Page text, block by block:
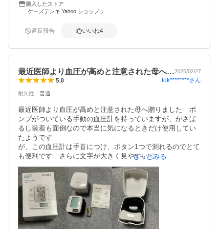
3〜5日間ぐらいかかるようです。
なので星を下げました。
早く届くと助かります！
購入したストア
ケーズデンキ Yahoo!ショップ
違反報告 いいね4
最近医師より血圧が高めと注意された母へ…2025/02/27
5.0 tok********さん
耐久性 ： 普通
最近医師より血圧が高めと注意された母へ贈りました　ポ
ンプがついている手動の血圧計を持っていますが、がさば
るし装着も面倒なので本当に気になるときだけ使用してい
たようです
が、この血圧計は手首につけ、ボタン1つで測れるのでとて
も便利です　さらに文字が大きく見やすいです　どなたか
のコメントで少々数値が低めにでるとありましたが、それ
をわかった上で普段の血圧のチェックに使用するのはアリ
だと思いました　母もとても喜んでいます
もっとみる